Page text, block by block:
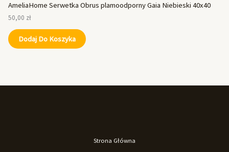
AmeliaHome Serwetka Obrus plamoodporny Gaia Niebieski 40x40
50,00 zł
Dodaj Do Koszyka
Strona Główna